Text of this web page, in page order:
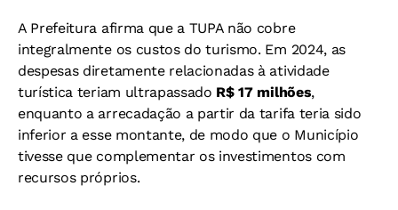
A Prefeitura afirma que a TUPA não cobre
integralmente os custos do turismo. Em 2024, as
despesas diretamente relacionadas à atividade
turística teriam ultrapassado R$ 17 milhões,
enquanto a arrecadação a partir da tarifa teria sido
inferior a esse montante, de modo que o Município
tivesse que complementar os investimentos com
recursos próprios.